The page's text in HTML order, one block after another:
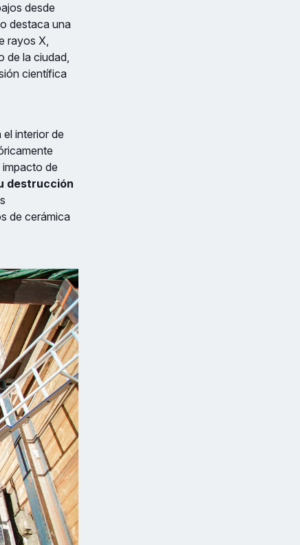
desde
destaca una
rayos X,
de la ciudad,
científica
interior de
de
destrucción
de cerámica